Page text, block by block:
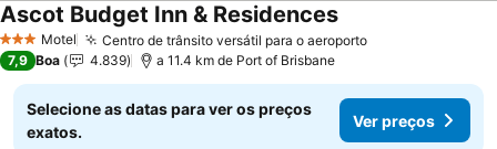
3 EstrelasMotel Centro de trânsito versátil para o aeroporto
Ascot Budget Inn & Residences
7,9 Boa 4.839 a 11.4 km de Port of Brisbane
Selecione as datas para ver os preços
exatos.
Ver preços